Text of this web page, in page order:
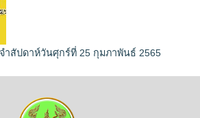
ำสัปดาห์วันศุกร์ที่ 25 กุมภาพันธ์ 2565